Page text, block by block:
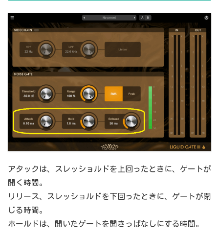
アタックは、スレッショルドを上回ったときに、ゲートが
開く時間。
リリース、スレッショルドを下回ったときに、ゲートが閉
じる時間。
ホールドは、開いたゲートを開きっぱなしにする時間。